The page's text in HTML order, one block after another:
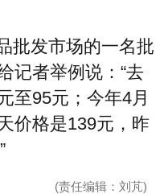
批发市场的一名批
记者举例说：“去
至95元；今年4月
价格是139元，昨
(责任编辑：刘芃)